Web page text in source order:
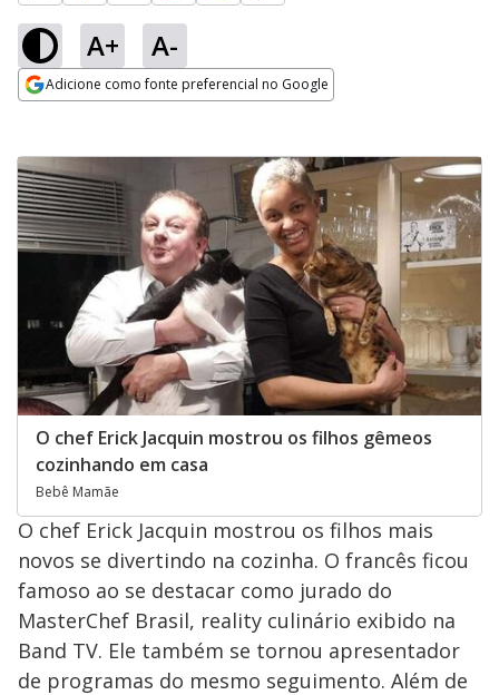
A+ A-
Adicione como fonte preferencial no Google
O chef Erick Jacquin mostrou os filhos gêmeos
cozinhando em casa
Bebê Mamãe
O chef Erick Jacquin mostrou os filhos mais
novos se divertindo na cozinha. O francês ficou
famoso ao se destacar como jurado do
MasterChef Brasil, reality culinário exibido na
Band TV. Ele também se tornou apresentador
de programas do mesmo seguimento. Além de